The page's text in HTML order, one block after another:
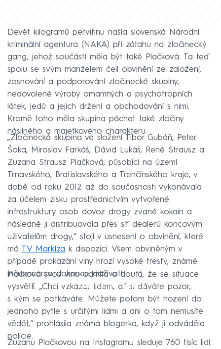
Devět kilogramů pervitinu našla slovenská Národní
kriminální agentura (NAKA) při zátahu na zločinecký
gang, jehož součástí měla být také Plačková. Ta teď
spolu se svým manželem čelí obvinění ze založení,
zosnování a podporování zločinecké skupiny,
nedovolené výroby omamných a psychotropních
látek, jedů a jejich držení a obchodování s nimi.
Kromě toho měla skupina páchat také zločiny
násilného a majetkového charakteru.
„Zločinecká skupina ve složení Tibor Gubáň, Peter
Šoka, Miroslav Farkáš, Dávid Lukáš, René Strausz a
Zuzana Strausz Plačková, působící na území
Trnavského, Bratislavského a Trenčínského kraje, v
době od roku 2012 až do současnosti vykonávala
za účelem zisku prostřednictvím vytvořené
infrastruktury osob dovoz drogy zvané kokain a
následně ji distribuovala přes síť dealerů koncovým
uživatelům drogy,“ stojí v usnesení o obvinění, které
má TV Markíza k dispozici. Všem obviněným v
případě prokázání viny hrozí vysoké tresty, známé
influencerce dokonce doživotí.
Failed to fetch
Plačková svou vinu odmítá a doufá, že se situace
vysvětlí. „Chci vzkázat lidem, ať si dáváte pozor,
s kým se potkáváte. Můžete potom být hození do
jednoho pytle s určitými lidmi a ani o tom nemusíte
vědět,“ prohlásila známá blogerka, když ji odváděla
policie.
Zuzanu Plačkovou na Instagramu sleduje 760 tisíc lidí.